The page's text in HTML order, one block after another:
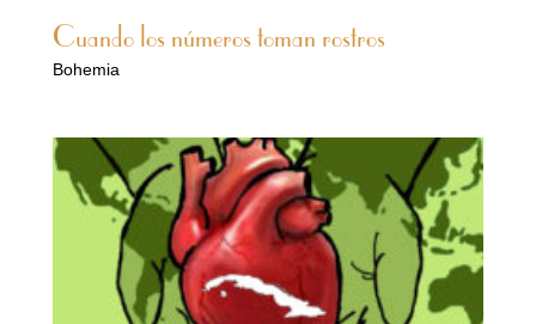
Cuando los números toman rostros
Bohemia